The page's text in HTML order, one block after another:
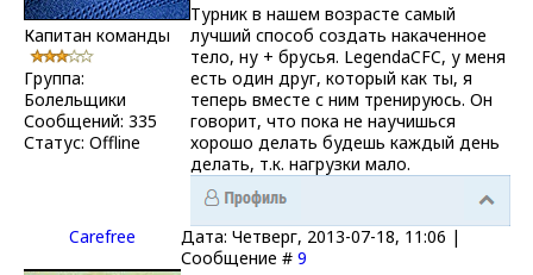
Капитан команды
Группа:
Болельщики
Сообщений: 335
Статус: Offline
Турник в нашем возрасте самый
лучший способ создать накаченное
тело, ну + брусья. LegendaCFC, у меня
есть один друг, который как ты, я
теперь вместе с ним тренируюсь. Он
говорит, что пока не научишься
хорошо делать будешь каждый день
делать, т.к. нагрузки мало.
Carefrее
Дата: Четверг, 2013-07-18, 11:06 |
Сообщение # 9